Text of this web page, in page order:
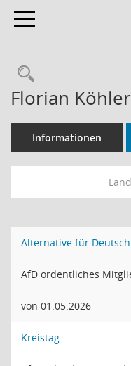
Toggle navigation
Florian Köhler
Informationen
Alternative für
AfD ordentliches
von 01.05.2026
Kreistag